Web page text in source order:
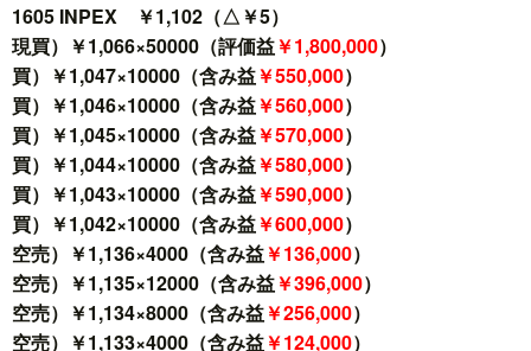
1605 INPEX ￥1,102（△￥5）
現買）￥1,066×50000（評価益￥1,800,000）
買）￥1,047×10000（含み益￥550,000）
買）￥1,046×10000（含み益￥560,000）
買）￥1,045×10000（含み益￥570,000）
買）￥1,044×10000（含み益￥580,000）
買）￥1,043×10000（含み益￥590,000）
買）￥1,042×10000（含み益￥600,000）
空売）￥1,136×4000（含み益￥136,000）
空売）￥1,135×12000（含み益￥396,000）
空売）￥1,134×8000（含み益￥256,000）
空売）￥1,133×4000（含み益￥124,000）